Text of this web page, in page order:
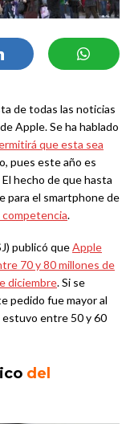
de todas las noticias
Apple. Se ha hablado
que esta sea
pues este año es
hecho de que hasta
para el smartphone de
competencia.
publicó queApple
70 y 80 millones de
diciembre. Si se
pedido fue mayor al
estuvo entre 50 y 60
del